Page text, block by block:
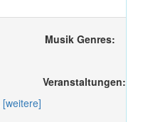
Musik Genres:
Veranstaltungen:
[weitere]